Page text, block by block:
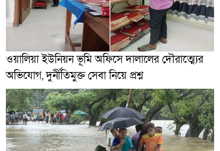
ওয়ালিয়া ইউনিয়ন ভূমি অফিসে দালালের দৌরাত্ম্যের
অভিযোগ, দুর্নীতিমুক্ত সেবা নিয়ে প্রশ্ন